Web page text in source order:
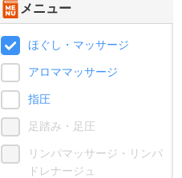
メニュー
ほぐし・マッサージ
アロママッサージ
指圧
足踏み・足圧
リンパマッサージ・リンパ
ドレナージュ